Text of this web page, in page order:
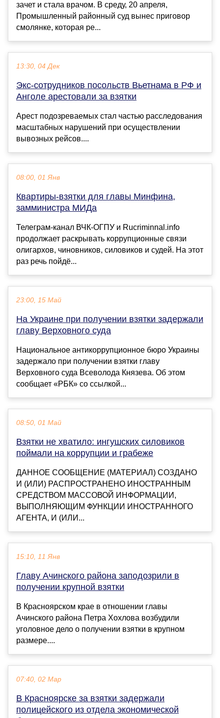
зачет и стала врачом. В среду, 20 апреля,
Промышленный районный суд вынес приговор
смолянке, которая ре...
13:30, 04 Дек
Экс-сотрудников посольств Вьетнама в РФ и
Анголе арестовали за взятки
Арест подозреваемых стал частью расследования
масштабных нарушений при осуществлении
вывозных рейсов....
08:00, 01 Янв
Квартиры-взятки для главы Минфина,
замминистра МИДа
Телеграм-канал ВЧК-ОГПУ и Rucriminnal.info
продолжает раскрывать коррупционные связи
олигархов, чиновников, силовиков и судей. На этот
раз речь пойдё...
23:00, 15 Май
На Украине при получении взятки задержали
главу Верховного суда
Национальное антикоррупционное бюро Украины
задержало при получении взятки главу
Верховного суда Всеволода Князева. Об этом
сообщает «РБК» со ссылкой...
08:50, 01 Май
Взятки не хватило: ингушских силовиков
поймали на коррупции и грабеже
ДАННОЕ СООБЩЕНИЕ (МАТЕРИАЛ) СОЗДАНО
И (ИЛИ) РАСПРОСТРАНЕНО ИНОСТРАННЫМ
СРЕДСТВОМ МАССОВОЙ ИНФОРМАЦИИ,
ВЫПОЛНЯЮЩИМ ФУНКЦИИ ИНОСТРАННОГО
АГЕНТА, И (ИЛИ...
15:10, 11 Янв
Главу Ачинского района заподозрили в
получении крупной взятки
В Красноярском крае в отношении главы
Ачинского района Петра Хохлова возбудили
уголовное дело о получении взятки в крупном
размере....
07:40, 02 Мар
В Красноярске за взятки задержали
полицейского из отдела экономической